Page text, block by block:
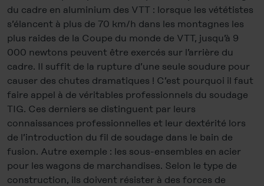
du cadre en aluminium des VTT : lorsque les vététistes
s’élancent à plus de 70 km/h dans les montagnes les
plus raides de la Coupe du monde de VTT, jusqu’à 9
000 newtons peuvent être exercés sur l’arrière du
cadre. Il suffit de la rupture d’une seule soudure pour
causer des chutes dramatiques ! C’est pourquoi il faut
faire appel à de véritables professionnels du soudage
TIG. Ces derniers se distinguent par leurs
connaissances professionnelles et leur dextérité lors
de l’introduction du fil de soudage dans le bain de
fusion. Autre exemple : les sous-ensembles en acier
pour les wagons de marchandises. Selon le type de
construction, ils doivent résister à des forces de